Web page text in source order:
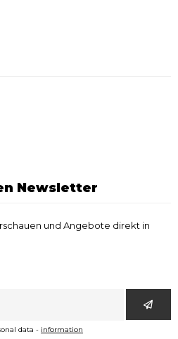
Newsletter
und Angebote direkt in
data - information